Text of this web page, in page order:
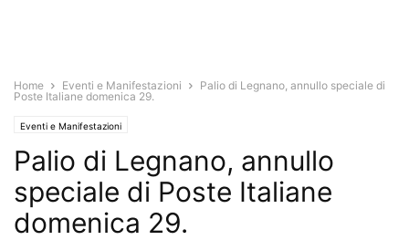
Home Eventi e Manifestazioni
Palio di Legnano, annullo speciale di
Poste Italiane domenica 29.
Eventi e Manifestazioni
Palio di Legnano, annullo
speciale di Poste Italiane
domenica 29.